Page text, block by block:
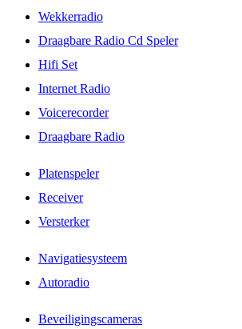
Wekkerradio
Draagbare Radio Cd Speler
Hifi Set
Internet Radio
Voicerecorder
Draagbare Radio
Platenspeler
Receiver
Versterker
Navigatiesysteem
Autoradio
Beveiligingscameras